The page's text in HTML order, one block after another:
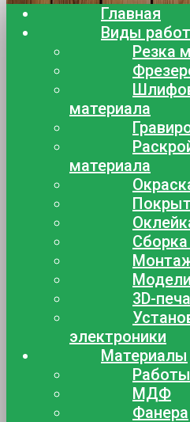
Главная
Виды работ
Резка
материала
материала
3D-
электроники
Материалы
МДФ
Фанера